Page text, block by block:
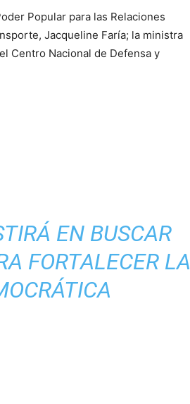
Popular para las Relaciones
Jacqueline Faría; la ministra
Centro Nacional de Defensa y
EN BUSCAR
FORTALECER LA